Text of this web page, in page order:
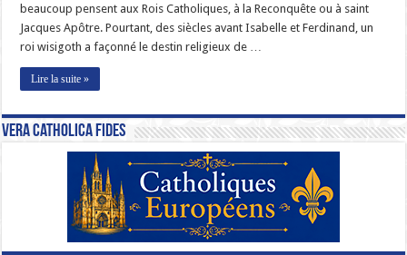
beaucoup pensent aux Rois Catholiques, à la Reconquête ou à saint
Jacques Apôtre. Pourtant, des siècles avant Isabelle et Ferdinand, un
roi wisigoth a façonné le destin religieux de …
Lire la suite »
Vera Catholica Fides